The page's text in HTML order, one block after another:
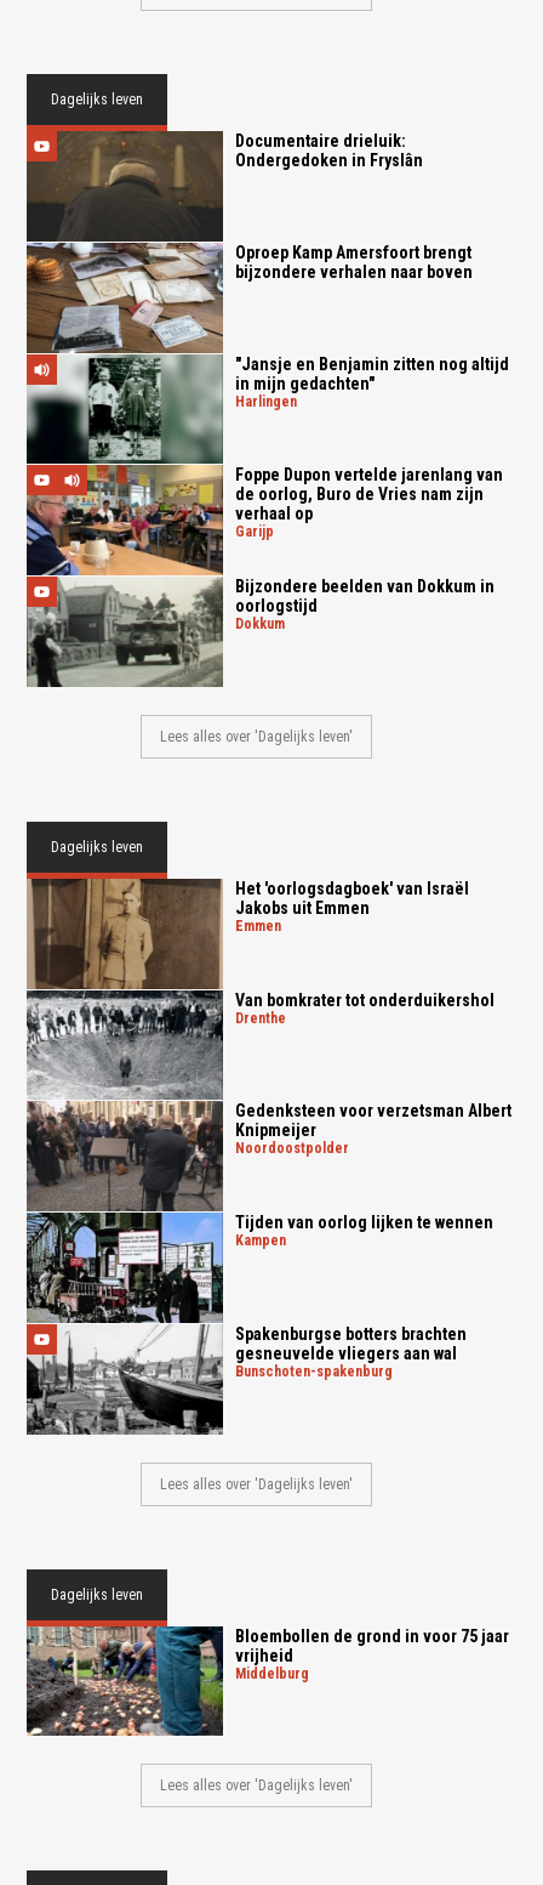
Dagelijks leven
Documentaire drieluik:
Ondergedoken in Fryslân
Oproep Kamp Amersfoort brengt
bijzondere verhalen naar boven
"Jansje en Benjamin zitten nog altijd
in mijn gedachten"
harlingen
Foppe Dupon vertelde jarenlang van
de oorlog, Buro de Vries nam zijn
verhaal op
garijp
Bijzondere beelden van Dokkum in
oorlogstijd
dokkum
Lees alles over 'Dagelijks leven'
Dagelijks leven
Het 'oorlogsdagboek' van Israël
Jakobs uit Emmen
emmen
Van bomkrater tot onderduikershol
drenthe
Gedenksteen voor verzetsman Albert
Knipmeijer
noordoostpolder
Tijden van oorlog lijken te wennen
kampen
Spakenburgse botters brachten
gesneuvelde vliegers aan wal
bunschoten-spakenburg
Lees alles over 'Dagelijks leven'
Dagelijks leven
Bloembollen de grond in voor 75 jaar
vrijheid
middelburg
Lees alles over 'Dagelijks leven'